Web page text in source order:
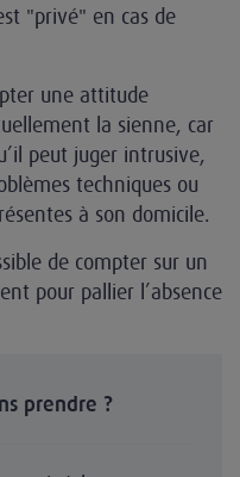
"privé" en cas de
une attitude
la sienne, car
peut juger intrusive,
techniques ou
à son domicile.
de compter sur un
pour pallier l’absence
prendre ?